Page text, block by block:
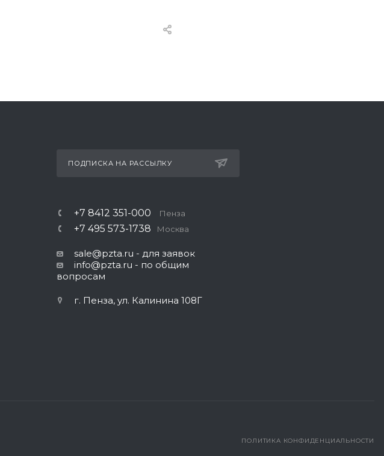
ПОДПИСКА НА РАССЫЛКУ
+7 8412 351-000 Пенза
+7 495 573-1738 Москва
sale@pzta.ru - для заявок
info@pzta.ru - по общим
вопросам
г. Пенза, ул. Калинина 108Г
ПОЛИТИКА КОНФИДЕНЦИАЛЬНОСТИ